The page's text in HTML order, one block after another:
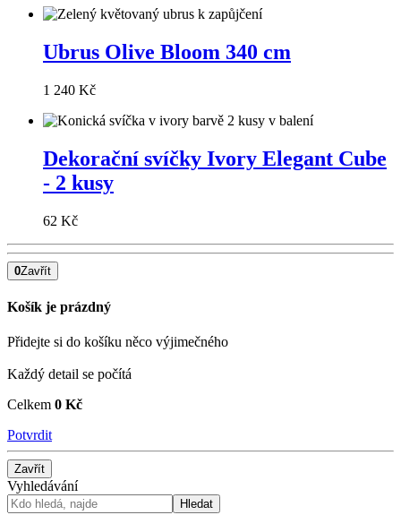
Ubrus Olive Bloom 340 cm
1 240 Kč
Dekorační svíčky Ivory Elegant Cube
- 2 kusy
62 Kč
0Zavřít
Košík je prázdný
Přidejte si do košíku něco výjimečného
Každý detail se počítá
Celkem 0 Kč
Potvrdit
Zavřít
Vyhledávání
Hledat